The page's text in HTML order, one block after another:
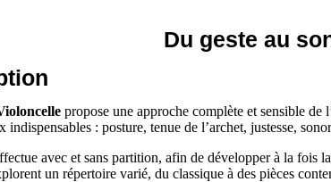
Du geste au
propose une approche complète et sensible
indispensables : posture, tenue de l’archet, justesse,
avec et sans partition, afin de développer à la fois
un répertoire varié, du classique à des pièces